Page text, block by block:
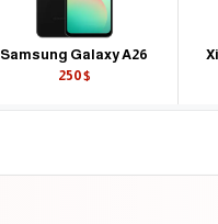
Samsung Galaxy A26
250$